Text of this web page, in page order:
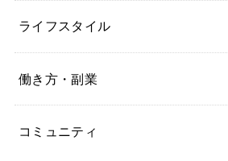
ライフスタイル
働き方・副業
コミュニティ